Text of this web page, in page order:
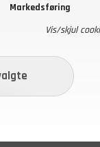
Markedsføring
Vis/skjul
2-pak